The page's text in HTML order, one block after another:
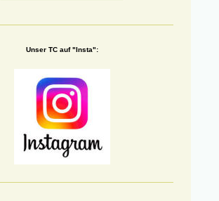
Unser TC auf "Insta":